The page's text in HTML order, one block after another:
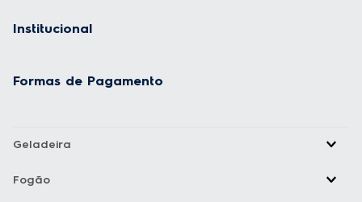
Institucional
Formas de Pagamento
Geladeira
Fogão